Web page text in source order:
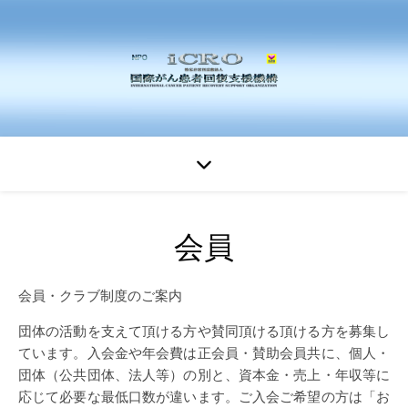
会員
会員・クラブ制度のご案内
団体の活動を支えて頂ける方や賛同頂ける頂ける方を募集し
ています。入会金や年会費は正会員・賛助会員共に、個人・
団体（公共団体、法人等）の別と、資本金・売上・年収等に
応じて必要な最低口数が違います。ご入会ご希望の方は「お